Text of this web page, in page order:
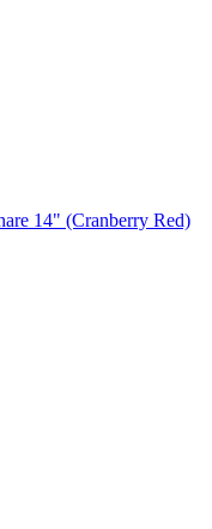
14" (Cranberry Red)